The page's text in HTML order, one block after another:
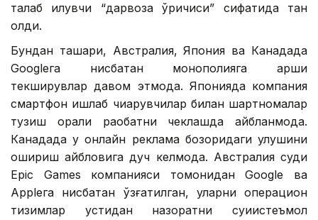
талаб қилувчи “дарвоза қўриқчиси” сифатида тан
олди.
Бундан ташқари, Австралия, Япония ва Канадада
Googleга нисбатан монополияга қарши
текширувлар давом этмоқда. Японияда компания
смартфон ишлаб чиқарувчилар билан шартномалар
тузиш орқали рақобатни чеклашда айбланмоқда.
Канадада у онлайн реклама бозоридаги улушини
ошириш айбловига дуч келмоқда. Австралия суди
Epic Games компанияси томонидан Google ва
Appleга нисбатан қўзғатилган, уларни операцион
тизимлар устидан назоратни суиистеъмол